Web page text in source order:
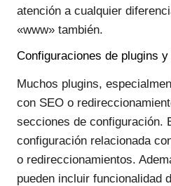
atención a cualquier
«www» también.
Configuraciones de plugins y
Muchos plugins,
con SEO o
secciones de configuración.
configuración relacionada
o redireccionamientos.
pueden incluir funcionalidad